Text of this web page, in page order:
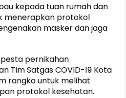
kepada tuan rumah dan
menerapkan protokol
masker dan jaga
pernikahan
Tim Satgas COVID-19 Kota
rangka untuk melihat
protokol kesehatan.